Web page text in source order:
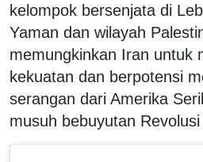
kelompok bersenjata di
Yaman dan wilayah
memungkinkan Iran untuk
kekuatan dan berpotensi
serangan dari Amerika
musuh bebuyutan